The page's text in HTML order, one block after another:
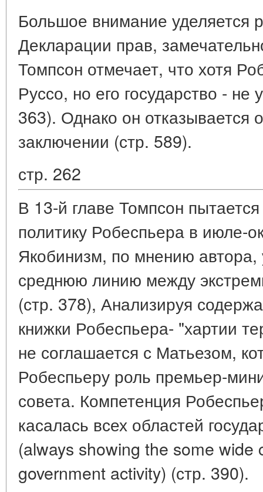
Большое внимание уделяется
Декларации прав,
Томпсон отмечает, что хотя
Руссо, но его государство - не
363). Однако он отказывается
заключении (стр. 589).
стр. 262
В 13-й главе Томпсон
политику Робеспьера в июле-
Якобинизм, по мнению
среднюю линию между
(стр. 378), Анализируя
книжки Робеспьера- "хартии
не соглашается с Матьезом,
Робеспьеру роль премьер-
совета. Компетенция
касалась всех областей
(always showing the some wide
government activity) (стр. 390).